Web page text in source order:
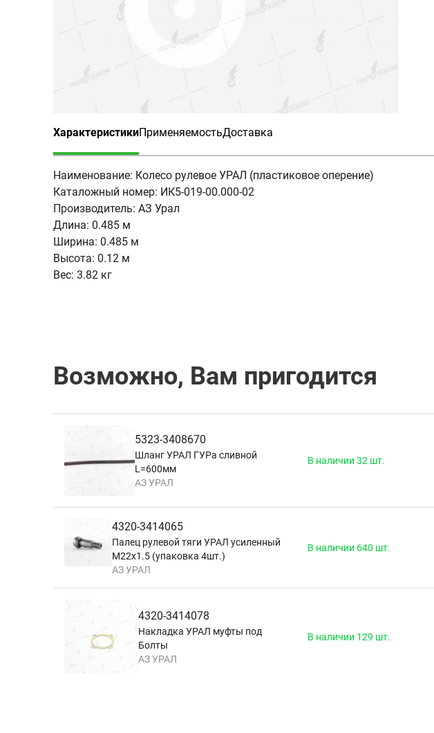
Характеристики
(активная вкладка)
ПрименяемостьДоставка
Наименование: Колесо рулевое УРАЛ (пластиковое оперение)
Каталожный номер: ИК5-019-00.000-02
Производитель: АЗ Урал
Длина: 0.485 м
Ширина: 0.485 м
Высота: 0.12 м
Вес: 3.82 кг
Возможно, Вам пригодится
5323-3408670
Шланг УРАЛ ГУРа сливной
L=600мм
АЗ УРАЛ
В наличии 32 шт.
4320-3414065
Палец рулевой тяги УРАЛ усиленный
М22х1.5 (упаковка 4шт.)
АЗ УРАЛ
В наличии 640 шт.
4320-3414078
Накладка УРАЛ муфты под
Болты
АЗ УРАЛ
В наличии 129 шт.